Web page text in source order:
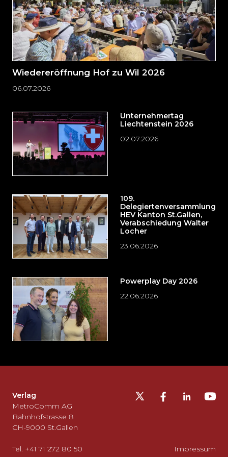
Wiedereröffnung Hof zu Wil 2026
06.07.2026
Unternehmertag
Liechtenstein 2026
02.07.2026
109.
Delegiertenversammlung
HEV Kanton St.Gallen,
Verabschiedung Walter
Locher
23.06.2026
Powerplay Day 2026
22.06.2026
auslassen
und
zurück
zum
gehen?
Verlag
MetroComm AG
Bahnhofstrasse 8
CH-9000 St.Gallen
Tel. +41 71 272 80 50
Impressum